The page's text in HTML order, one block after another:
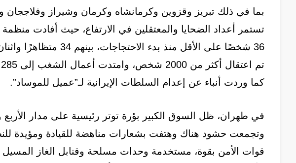
بما في ذلك تبريز وقزوين وكرمانشاه وكرمان وشيراز
تستمر أعداد الضحايا والمعتقلين في الارتفاع، حيث أفادت
36 شخصًا على الأقل منذ بدء
كما وردت أنباء عن إعدام السلطات الإيرانية لـ”عميل للموساد”.
في طهران، ظل السوق الكبير بؤرة توتر رئيسية على مدار
وتجمعت حشود هناك وهتفت بشعارات مناهضة للقيادة ومؤيدة
قوات الأمن بقوة، مستخدمة وحدات مسلحة وقنابل الغاز المسيل